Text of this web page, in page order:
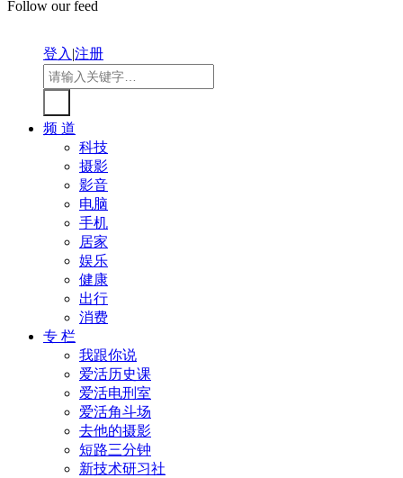
Follow our feed
登入|注册
频 道
科技
摄影
影音
电脑
手机
居家
娱乐
健康
出行
消费
专 栏
我跟你说
爱活历史课
爱活电刑室
爱活角斗场
去他的摄影
短路三分钟
新技术研习社